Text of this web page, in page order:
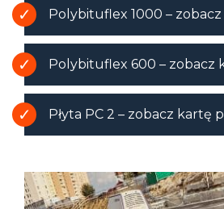
Polybituflex 1000 –
Polybituflex 600 –
Płyta PC 2 – zobacz kartę